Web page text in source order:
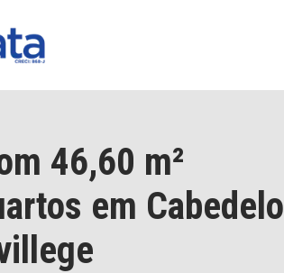
46,60 m²
em Cabedelo